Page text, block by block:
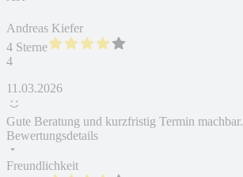
Andreas Kiefer
4 Sterne
4
11.03.2026
Gute Beratung und kurzfristig Termin machbar.
Bewertungsdetails
Freundlichkeit